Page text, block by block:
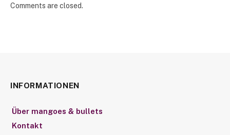
Comments are closed.
INFORMATIONEN
Über mangoes & bullets
Kontakt